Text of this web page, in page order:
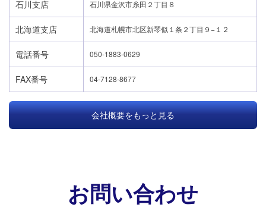
石川支店 石川県金沢市糸田２丁目８
北海道支店 北海道札幌市北区新琴似１条２丁目９−１２
電話番号 050-1883-0629
FAX番号 04-7128-8677
会社概要をもっと見る
お問い合わせ